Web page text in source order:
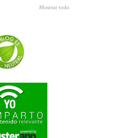
Mostrar todo